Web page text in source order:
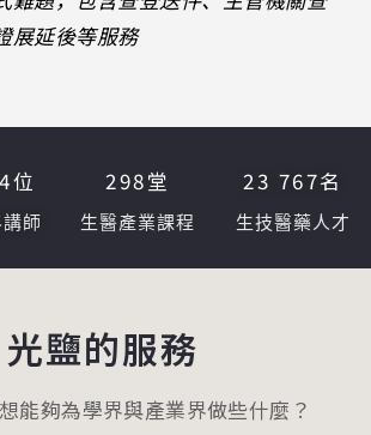
展延後等服務
師
位
生醫產業課程
298堂
生技醫藥人才
23 767名
光鹽的服務
能夠為學界與產業界做些什麼？